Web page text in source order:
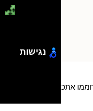
אתכם בחורף
נגישות